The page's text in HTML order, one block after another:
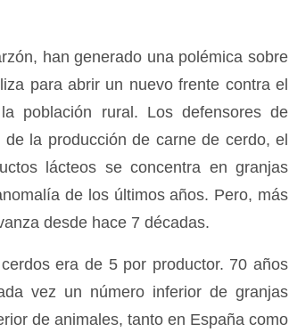
han generado una polémica sobre
para abrir un nuevo frente contra el
población rural. Los defensores de
la producción de carne de cerdo, el
lácteos se concentra en granjas
de los últimos años. Pero, más
desde hace 7 décadas.
era de 5 por productor. 70 años
vez un número inferior de granjas
de animales, tanto en España como